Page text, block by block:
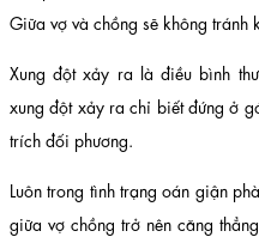
Giữa vợ và chồng sẽ không tránh
Xung đột xảy ra là điều bình
xung đột xảy ra chỉ biết đứng ở
trích đối phương.
Luôn trong tình trạng oán giận
giữa vợ chồng trở nên căng